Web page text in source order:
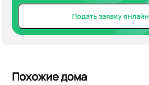
Подать заявку онлайн
Похожие дома